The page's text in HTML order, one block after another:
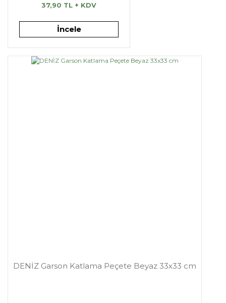
37,90 TL + KDV
İncele
DENİZ Garson Katlama Peçete Beyaz 33x33 cm